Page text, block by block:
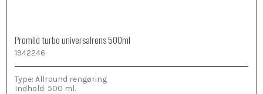
Promild turbo universalrens 500ml
1942246
Type: Allround rengøring
Indhold: 500 ml.